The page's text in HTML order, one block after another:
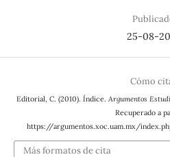
25-08-
Cómo
Editorial, C. (2010). Índice. Argumentos
Recuperado a
https://argumentos.xoc.uam.mx/
Más formatos de cita